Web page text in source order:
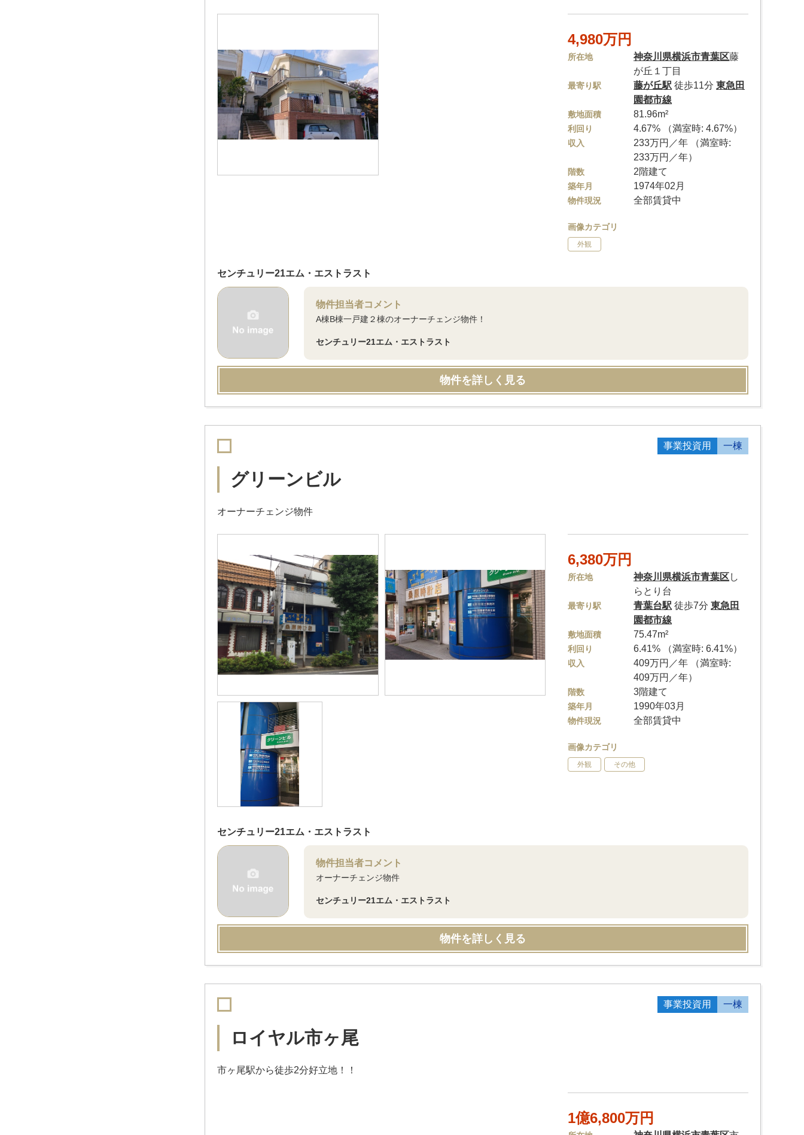
4,980万円
所在地 神奈川県横浜市青葉区藤
が丘１丁目
最寄り駅 藤が丘駅 徒歩11分東急田
園都市線
敷地面積 81.96m²
利回り 4.67% （満室時: 4.67%）
収入
233万円／年 （満室時:
233万円／年）
階数 2階建て
築年月 1974年02月
物件現況 全部賃貸中
画像カテゴリ
外観
センチュリー21エム・エストラスト
物件担当者コメント
A棟B棟一戸建２棟のオーナーチェンジ物件！
センチュリー21エム・エストラスト
物件を詳しく見る
事業投資用 一棟
グリーンビル
オーナーチェンジ物件
6,380万円
所在地 神奈川県横浜市青葉区し
らとり台
最寄り駅 青葉台駅 徒歩7分東急田
園都市線
敷地面積 75.47m²
利回り 6.41% （満室時: 6.41%）
収入
409万円／年 （満室時:
409万円／年）
階数 3階建て
築年月 1990年03月
物件現況 全部賃貸中
画像カテゴリ
外観 その他
センチュリー21エム・エストラスト
物件担当者コメント
オーナーチェンジ物件
センチュリー21エム・エストラスト
物件を詳しく見る
事業投資用 一棟
ロイヤル市ヶ尾
市ヶ尾駅から徒歩2分好立地！！
1億6,800万円